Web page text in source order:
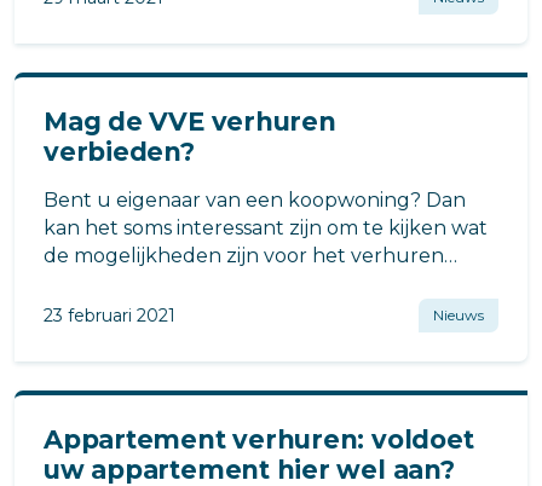
Mag de VVE verhuren
verbieden?
Bent u eigenaar van een koopwoning? Dan
kan het soms interessant zijn om te kijken wat
de mogelijkheden zijn voor het verhuren
23 februari 2021 Nieuws
Appartement verhuren: voldoet
uw appartement hier wel aan?